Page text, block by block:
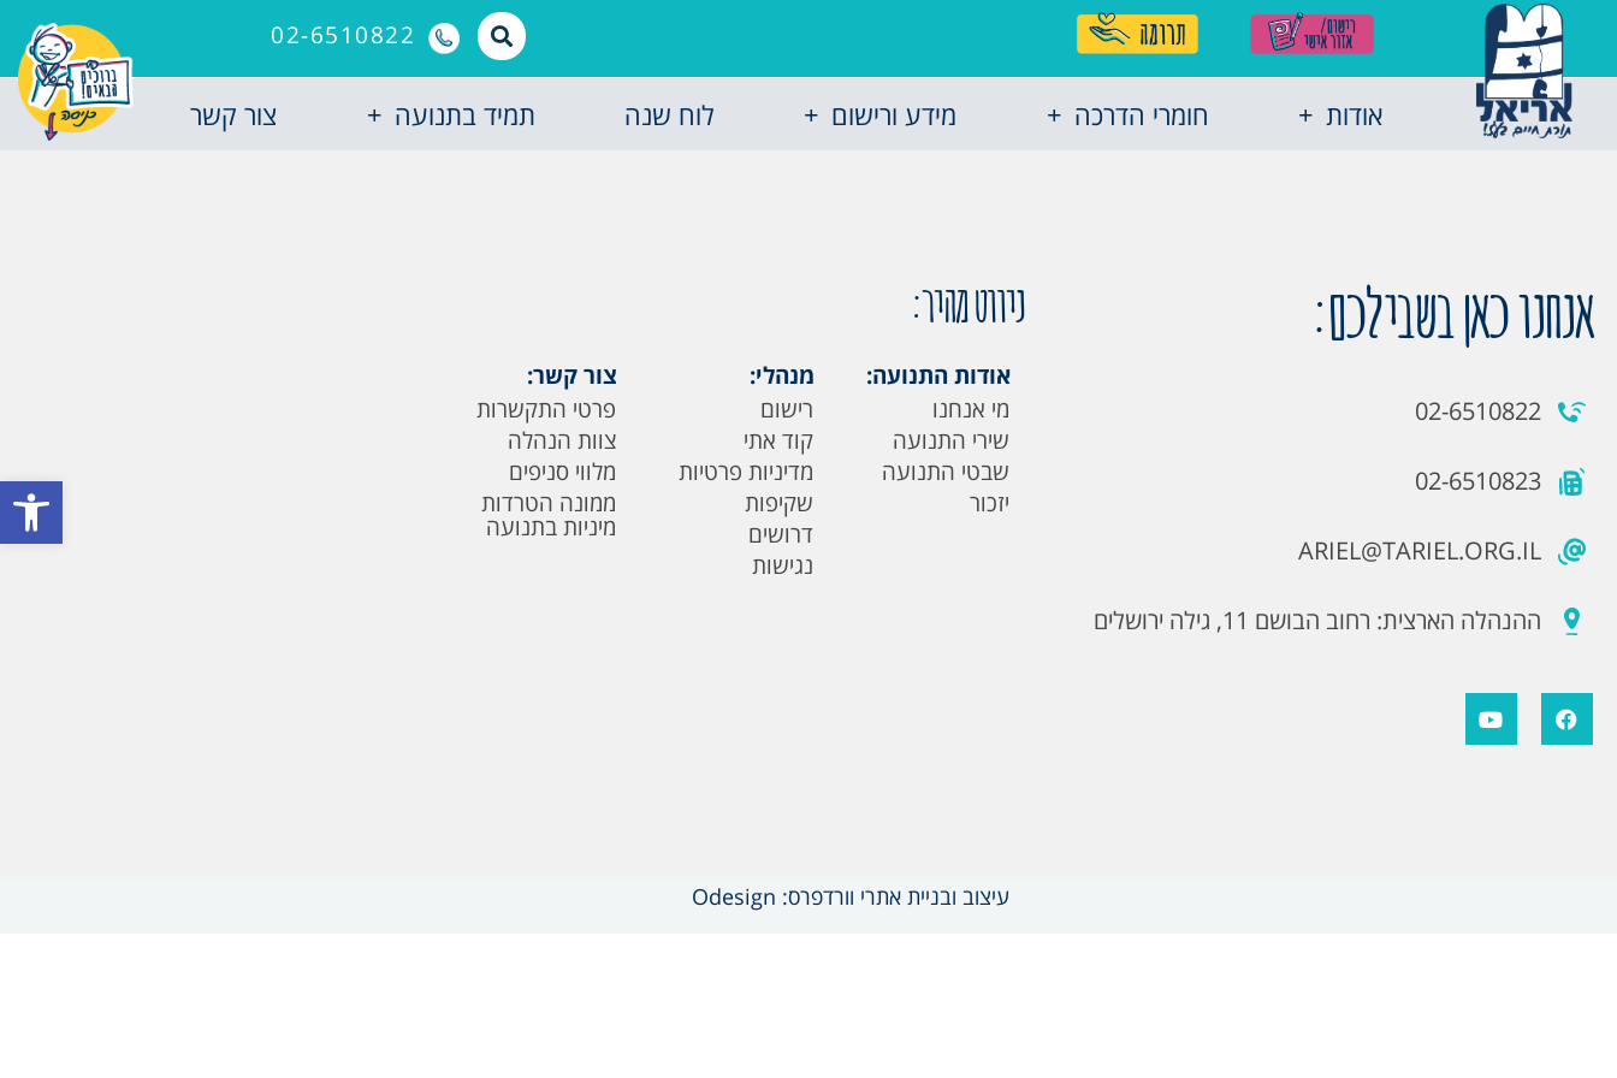
פתח
02-6510822
אודות חומרי הדרכה מידע ורישום לוח שנה תמיד בתנועה צור קשר
אנחנו כאן בשבילכם:
02-6510822
02-6510823
ARIEL@TARIEL.ORG.IL
ההנהלה הארצית: רחוב הבושם 11, גילה ירושלים
ניווט מהיר:
אודות התנועה:
מי אנחנו
שירי התנועה
שבטי התנועה
יזכור
מנהלי:
רישום
קוד אתי
מדיניות פרטיות
שקיפות
דרושים
נגישות
צור קשר:
פרטי התקשרות
צוות הנהלה
מלווי סניפים
ממונה הטרדות
מיניות בתנועה
עיצוב ובניית אתרי וורדפרס: Odesign